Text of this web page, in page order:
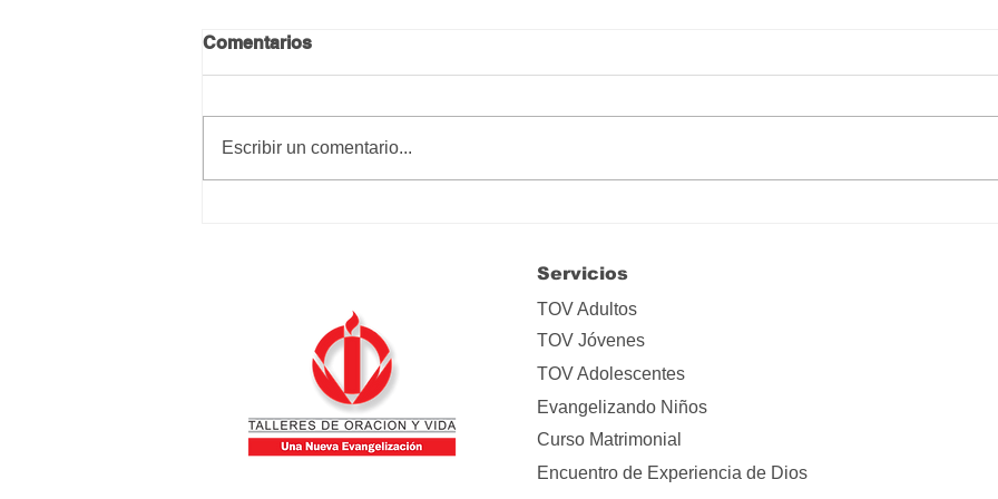
de la luz
Comentarios
Escribir un comentario...
Servicios
TOV Adultos
TOV Jóvenes
TOV Adolescentes
Evangelizando Niños
Curso Matrimonial
Encuentro de Experiencia de Dios